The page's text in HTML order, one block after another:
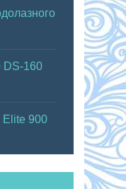
DS-160
Elite 900